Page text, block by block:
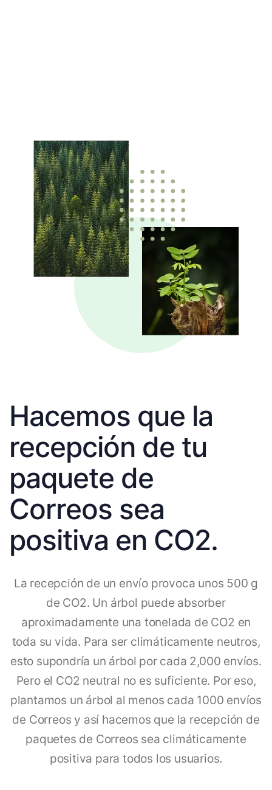
Hacemos que la
recepción de tu
paquete de
Correos sea
positiva en CO2.
La recepción de un envío provoca unos 500 g
de CO2. Un árbol puede absorber
aproximadamente una tonelada de CO2 en
toda su vida. Para ser climáticamente neutros,
esto supondría un árbol por cada 2,000 envíos.
Pero el CO2 neutral no es suficiente. Por eso,
plantamos un árbol al menos cada 1000 envíos
de Correos y así hacemos que la recepción de
paquetes de Correos sea climáticamente
positiva para todos los usuarios.